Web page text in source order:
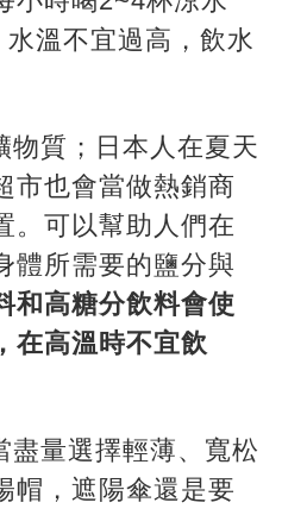
水溫不宜過高，飲水
物質；日本人在夏天
市也會當做熱銷商
。可以幫助人們在
體所需要的鹽分與
和高糖分飲料會使
在高溫時不宜飲
盡量選擇輕薄、寬松
帽，遮陽傘還是要